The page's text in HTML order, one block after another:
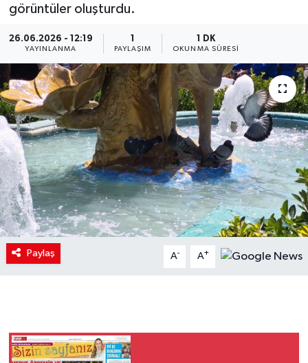
görüntüler oluşturdu.
26.06.2026 - 12:19
YAYINLANMA PAYLAŞIM
1 DK
OKUNMA SÜRESI
Paylaş A- A+